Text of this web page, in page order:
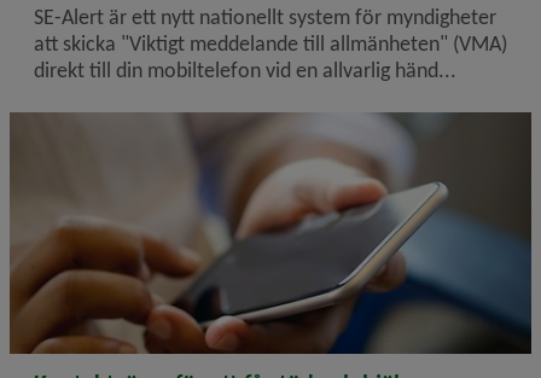
SE-Alert är ett nytt nationellt system för myndigheter
att skicka "Viktigt meddelande till allmänheten" (VMA)
direkt till din mobiltelefon vid en allvarlig händ...